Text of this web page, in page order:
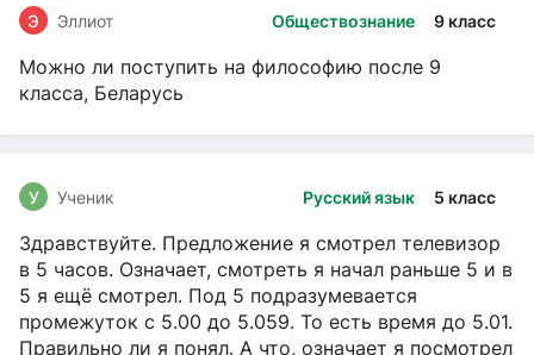
Обществознание 9 класс
Э Эллиот
Можно ли поступить на философию после 9
класса, Беларусь
Русский язык 5 класс
У Ученик
Здравствуйте. Предложение я смотрел телевизор
в 5 часов. Означает, смотреть я начал раньше 5 и в
5 я ещё смотрел. Под 5 подразумевается
промежуток с 5.00 до 5.059. То есть время до 5.01.
Правильно ли я понял. А что, означает я посмотрел